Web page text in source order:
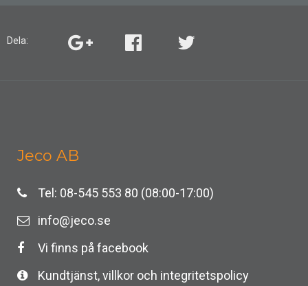
Dela:
Jeco AB
Tel: 08-545 553 80 (08:00-17:00)
info@jeco.se
Vi finns på facebook
Kundtjänst, villkor och integritetspolicy